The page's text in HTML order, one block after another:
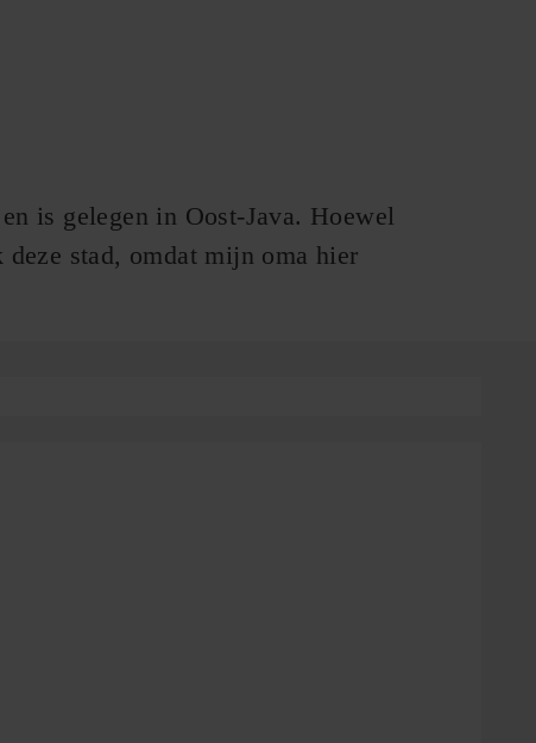
is gelegen in Oost-Java. Hoewel
stad, omdat mijn oma hier